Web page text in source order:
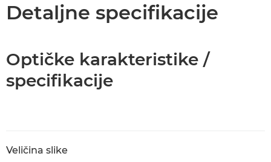
Detaljne specifikacije
Optičke karakteristike /
specifikacije
Veličina slike